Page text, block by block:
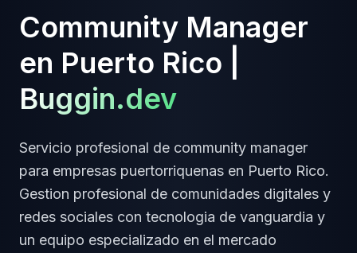
Community Manager
en Puerto Rico
Buggin.dev
Servicio profesional de community manager
para empresas puertorriquenas en Puerto Rico.
Gestion profesional de comunidades digitales y
redes sociales con tecnologia de vanguardia y
un equipo especializado en el mercado